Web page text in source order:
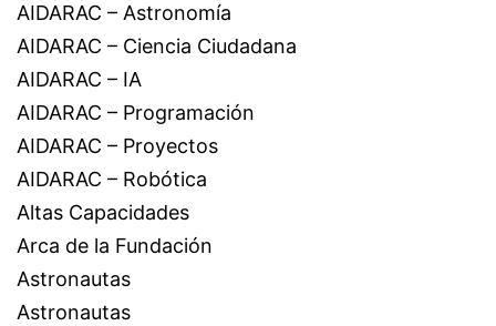
AIDARAC – Astronomía
AIDARAC – Ciencia Ciudadana
AIDARAC – IA
AIDARAC – Programación
AIDARAC – Proyectos
AIDARAC – Robótica
Altas Capacidades
Arca de la Fundación
Astronautas
Astronautas